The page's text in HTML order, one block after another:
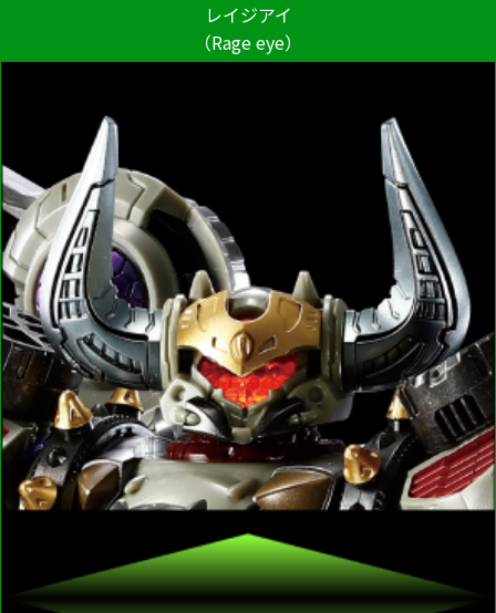
レイジアイ
（Rage eye）